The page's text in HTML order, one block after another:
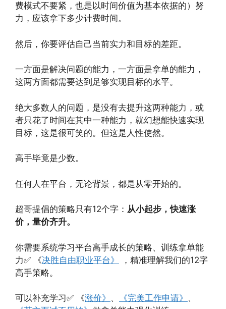
费模式不要紧，也是以时间价值为基本依据的）努
力，应该拿下多少计费时间。
然后，你要评估自己当前实力和目标的差距。
一方面是解决问题的能力，一方面是拿单的能力，
这两方面都需要达到足够实现目标的水平。
绝大多数人的问题，是没有去提升这两种能力，或
者只花了时间在其中一种能力，就幻想能快速实现
目标，这是很可笑的。但这是人性使然。
高手毕竟是少数。
任何人在平台，无论背景，都是从零开始的。
超哥提倡的策略只有12个字： 从小起步，快速涨
价，量价齐升。
你需要系统学习平台高手成长的策略、训练拿单能
力✅ 《决胜自由职业平台》
，精准理解我们的12字
高手策略。
可以补充学习✅ 《涨价》 、 《完美工作申请》 、